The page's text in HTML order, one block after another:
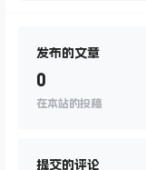
发布的文章
0
在本站的投稿
提交的评论